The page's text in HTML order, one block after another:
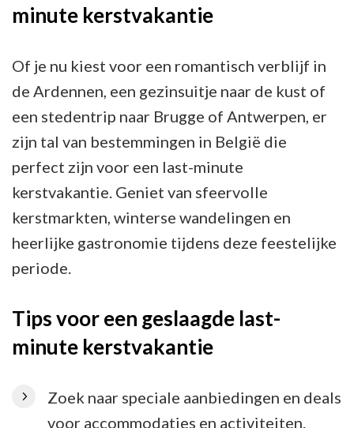
minute kerstvakantie
Of je nu kiest voor een romantisch verblijf in
de Ardennen, een gezinsuitje naar de kust of
een stedentrip naar Brugge of Antwerpen, er
zijn tal van bestemmingen in België die
perfect zijn voor een last-minute
kerstvakantie. Geniet van sfeervolle
kerstmarkten, winterse wandelingen en
heerlijke gastronomie tijdens deze feestelijke
periode.
Tips voor een geslaagde last-
minute kerstvakantie
Zoek naar speciale aanbiedingen en deals
voor accommodaties en activiteiten.